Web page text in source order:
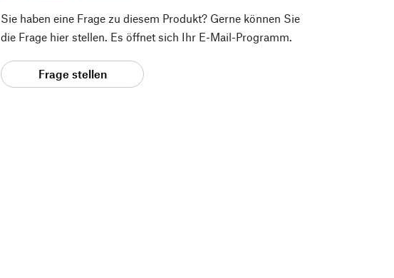
Sie haben eine Frage zu diesem Produkt? Gerne können Sie
die Frage hier stellen. Es öffnet sich Ihr E-Mail-Programm.
Frage stellen